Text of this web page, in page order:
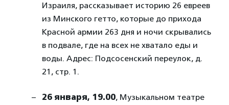
Израиля, рассказывает историю 26 евреев
из Минского гетто, которые до прихода
Красной армии 263 дня и ночи скрывались
в подвале, где на всех не хватало еды и
воды. Адрес: Подсосенский переулок, д.
21, стр. 1.
26 января, 19.00, Музыкальном театре